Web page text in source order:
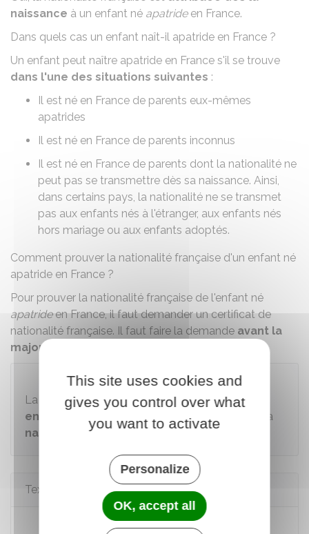
naissance à un enfant né apatrideen France.
Dans quels cas un enfant naît-il apatride en France ?
Un enfant peut naître apatride en France s'il se trouve
dans l'une des situations suivantes :
Il est né en France de parents eux-mêmes
apatrides
Il est né en France de parents inconnus
Il est né en France de parents dont la nationalité ne
peut pas se transmettre dès sa naissance. Ainsi,
dans certains pays, la nationalité ne se transmet
pas aux enfants nés à l'étranger, aux enfants nés
hors mariage ou aux enfants adoptés.
Comment prouver la nationalité française d'un enfant né
apatride en France ?
Pour prouver la nationalité française de l'enfant né
apatrideen France, il fautdemander un certificat de
nationalité française. Il faut faire la demande avant la
majorité de l'enfant (18 ans)
Rappel
La
nationalité française d'un enfant, qu'il soit
en France ou non
, dépend principalement de la
nationalité de ses parents.
Textes de référence
Code civil : articles 17 à 17-12
This site uses cookies and
gives you control over what
you want to activate
Personalize
OK, accept all